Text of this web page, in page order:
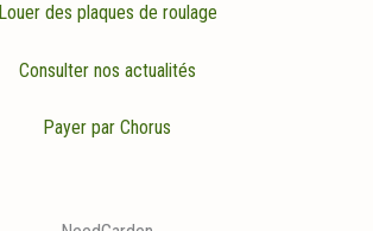
Louer des plaques de roulage
Consulter nos actualités
Payer par Chorus